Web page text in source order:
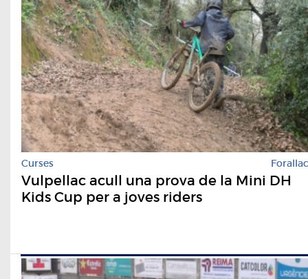
Curses Forallac
Vulpellac acull una prova de la Mini DH
Kids Cup per a joves riders